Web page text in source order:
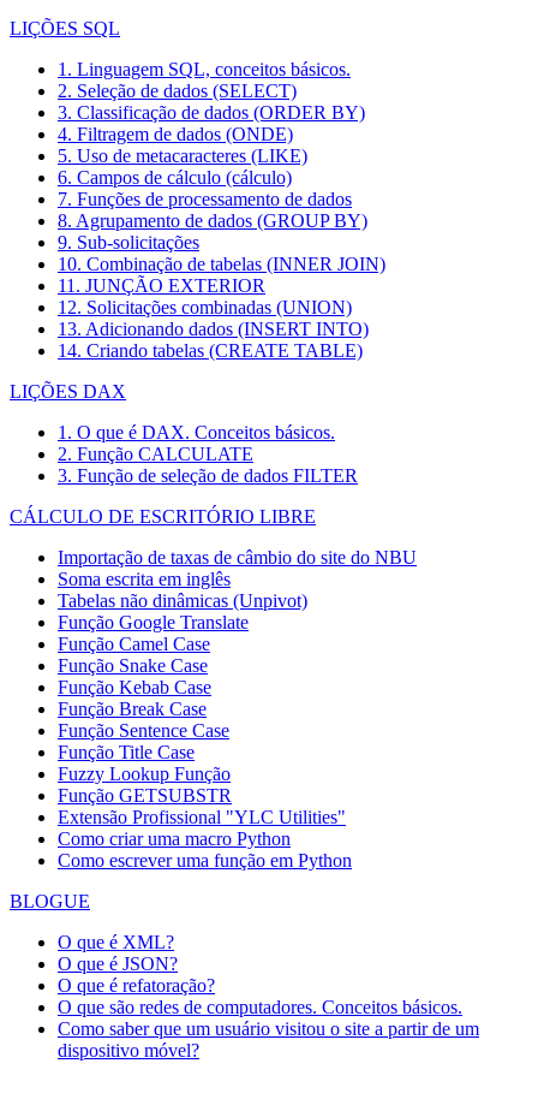
LIÇÕES SQL
1. Linguagem SQL, conceitos básicos.
2. Seleção de dados (SELECT)
3. Classificação de dados (ORDER BY)
4. Filtragem de dados (ONDE)
5. Uso de metacaracteres (LIKE)
6. Campos de cálculo (cálculo)
7. Funções de processamento de dados
8. Agrupamento de dados (GROUP BY)
9. Sub-solicitações
10. Combinação de tabelas (INNER JOIN)
11. JUNÇÃO EXTERIOR
12. Solicitações combinadas (UNION)
13. Adicionando dados (INSERT INTO)
14. Criando tabelas (CREATE TABLE)
LIÇÕES DAX
1. O que é DAX. Conceitos básicos.
2. Função CALCULATE
3. Função de seleção de dados FILTER
CÁLCULO DE ESCRITÓRIO LIBRE
Importação de taxas de câmbio do site do NBU
Soma escrita em inglês
Tabelas não dinâmicas (Unpivot)
Função Google Translate
Função Camel Case
Função Snake Case
Função Kebab Case
Função Break Case
Função Sentence Case
Função Title Case
Fuzzy Lookup Função
Função GETSUBSTR
Extensão Profissional "YLC Utilities"
Como criar uma macro Python
Como escrever uma função em Python
BLOGUE
O que é XML?
O que é JSON?
O que é refatoração?
O que são redes de computadores. Conceitos básicos.
Como saber que um usuário visitou o site a partir de um
dispositivo móvel?